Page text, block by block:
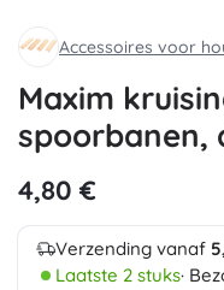
Accessoires voor
Maxim
spoorbanen,
4,80 €
Verzending vanaf
Laatste 2 stuks·